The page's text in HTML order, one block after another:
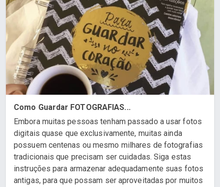
Como Guardar FOTOGRAFIAS...
Embora muitas pessoas tenham passado a usar fotos
digitais quase que exclusivamente, muitas ainda
possuem centenas ou mesmo milhares de fotografias
tradicionais que precisam ser cuidadas. Siga estas
instruções para armazenar adequadamente suas fotos
antigas, para que possam ser aproveitadas por muitos